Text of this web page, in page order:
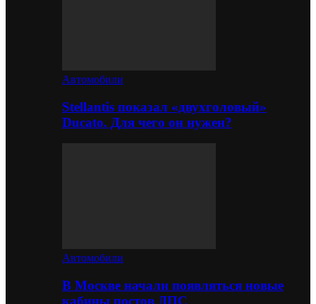
Автомобили
Stellantis показал «двухголовый»
Ducato. Для чего он нужен?
Автомобили
В Москве начали появляться новые
кабины постов ДПС